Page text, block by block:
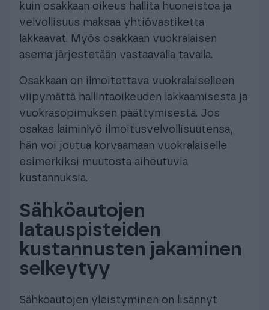
kuin osakkaan oikeus hallita huoneistoa ja
velvollisuus maksaa yhtiövastiketta
lakkaavat. Myös osakkaan vuokralaisen
asema järjestetään vastaavalla tavalla.
Osakkaan on ilmoitettava vuokralaiselleen
viipymättä hallintaoikeuden lakkaamisesta ja
vuokrasopimuksen päättymisestä. Jos
osakas laiminlyö ilmoitusvelvollisuutensa,
hän voi joutua korvaamaan vuokralaiselle
esimerkiksi muutosta aiheutuvia
kustannuksia.
Sähköautojen
latauspisteiden
kustannusten jakaminen
selkeytyy
Sähköautojen yleistyminen on lisännyt